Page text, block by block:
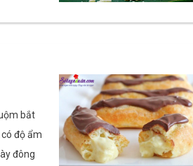
bắt
độ ẩm
đông